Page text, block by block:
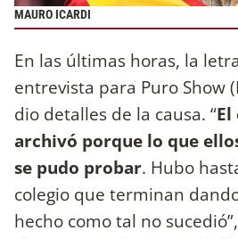
MAURO ICARDI
En las últimas horas, la
entrevista para Puro Show
dio detalles de la causa. “
archivó porque lo que
se pudo probar. Hubo
colegio que terminan
hecho como tal no